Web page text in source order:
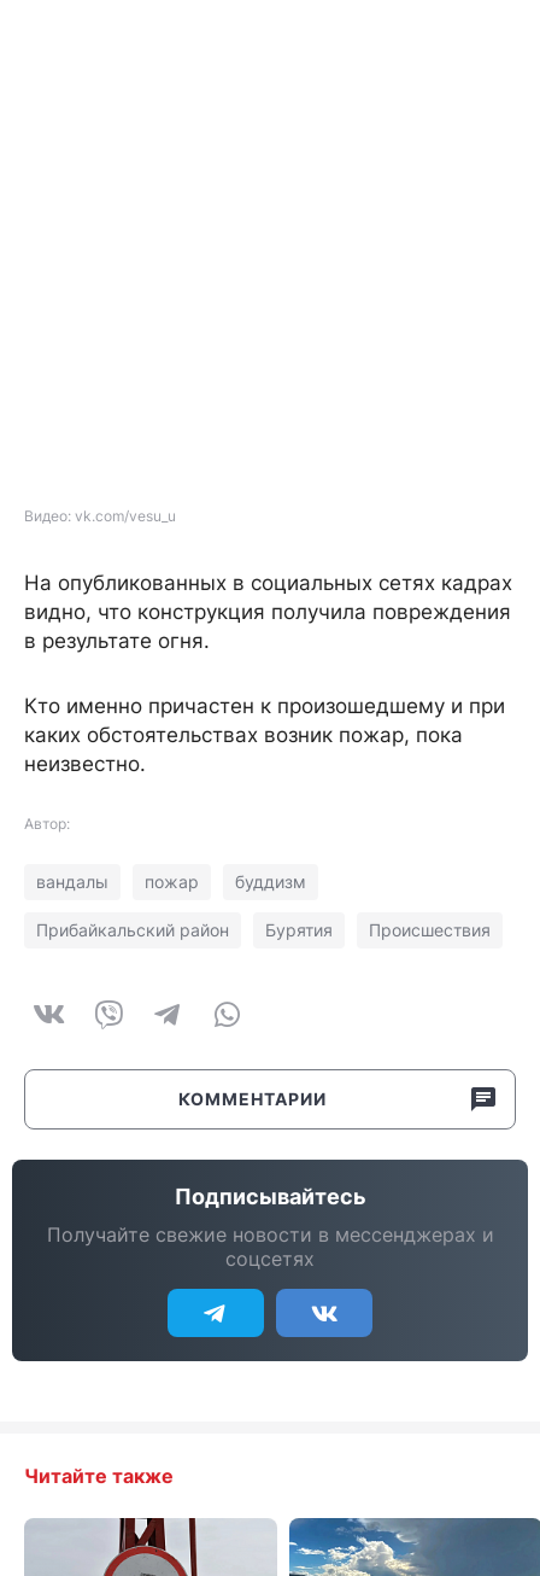
Видео: vk.com/vesu_u
На опубликованных в социальных сетях кадрах
видно, что конструкция получила повреждения
в результате огня.
Кто именно причастен к произошедшему и при
каких обстоятельствах возник пожар, пока
неизвестно.
Автор:
вандалы пожар буддизм
Прибайкальский район Бурятия Происшествия
КОММЕНТАРИИ
Подписывайтесь
Получайте свежие новости в мессенджерах и
соцсетях
Читайте также